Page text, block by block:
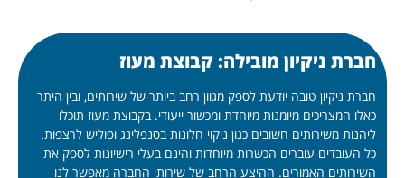
חברת ניקיון מובילה: קבוצת מעוז
חברת ניקיון טובה יודעת לספק מגוון רחב ביותר של שירותים, ובין היתר
כאלו המצריכים מיומנות מיוחדת ומכשור ייעודי. בקבוצת מעוז תוכלו
ליהנות משירותים חשובים כגון ניקוי חלונות בסנפלינג ופוליש לרצפות.
כל העובדים עוברים הכשרות מיוחדות והינם בעלי רישיונות לספק את
השירותים האמורים. ההיצע הרחב של שירותי החברה מאפשר לנו